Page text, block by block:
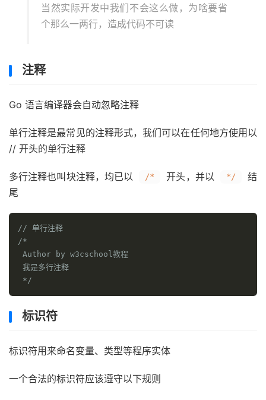
当然实际开发中我们不会这么做，为啥要省
个那么一两行，造成代码不可读
注释
Go 语言编译器会自动忽略注释
单行注释是最常见的注释形式，我们可以在任何地方使用以
// 开头的单行注释
多行注释也叫块注释，均已以 /* 开头，并以 */
结
尾
// 单行注释
/*
Author by w3cschool教程
我是多行注释
*/
标识符
标识符用来命名变量、类型等程序实体
一个合法的标识符应该遵守以下规则